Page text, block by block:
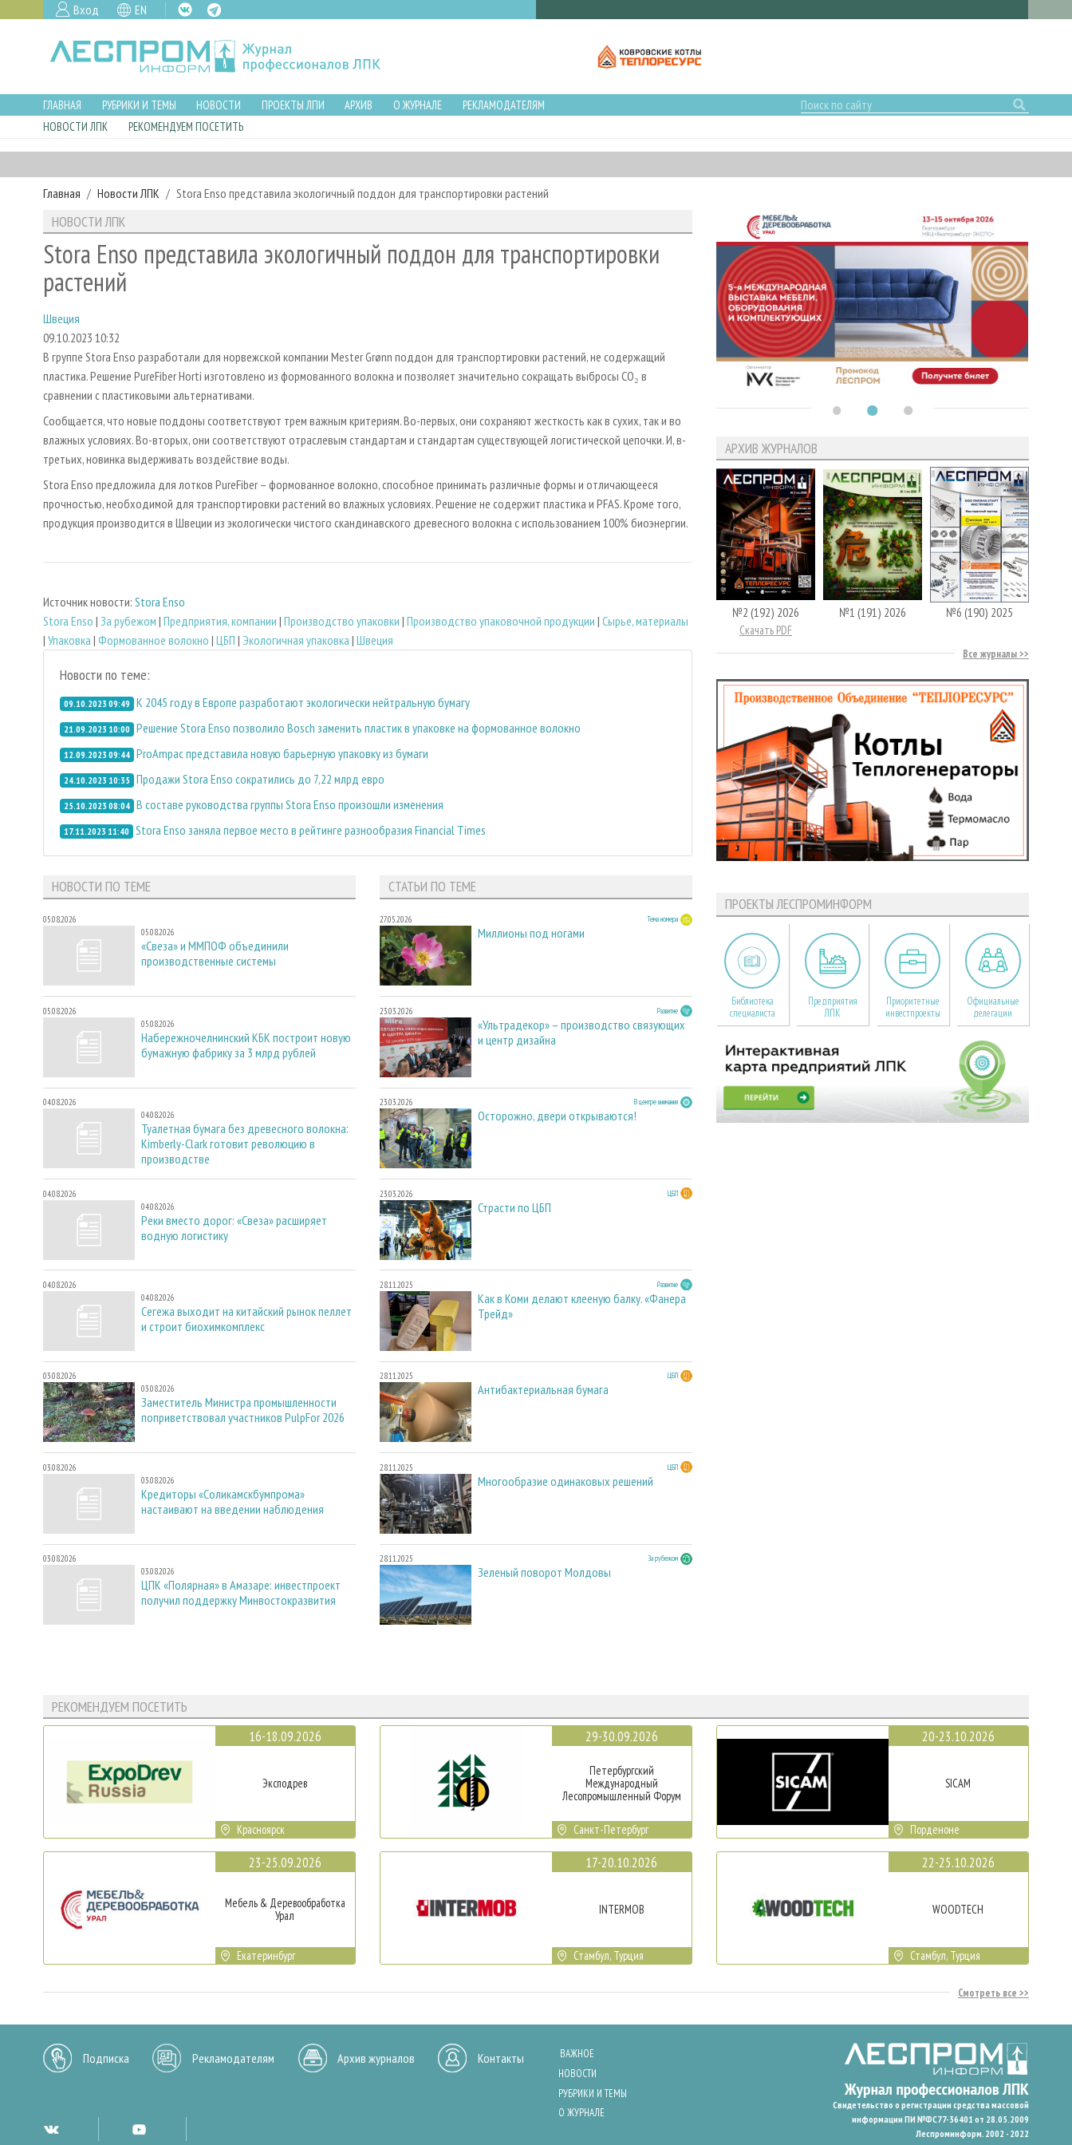
Вход EN
ГЛАВНАЯ РУБРИКИ И ТЕМЫ НОВОСТИ ПРОЕКТЫ ЛПИ АРХИВ О ЖУРНАЛЕ
РЕКЛАМОДАТЕЛЯМ
НОВОСТИ ЛПК
РЕКОМЕНДУЕМ ПОСЕТИТЬ
Главная Новости ЛПК Stora Enso представила экологичный поддон для транспортировки растений
НОВОСТИ ЛПК
Stora Enso представила экологичный поддон для транспортировки
растений
Швеция
09.10.2023 10:32
В группе Stora Enso разработали для норвежской компании Mester Grønn поддон для транспортировки растений, не содержащий
пластика. Решение PureFiber Horti изготовлено из формованного волокна и позволяет значительно сокращать выбросы CO₂ в
сравнении с пластиковыми альтернативами.
Сообщается, что новые поддоны соответствуют трем важным критериям. Во-первых, они сохраняют жесткость как в сухих, так и во
влажных условиях. Во-вторых, они соответствуют отраслевым стандартам и стандартам существующей логистической цепочки. И, в-
третьих, новинка выдерживать воздействие воды.
Stora Enso предложила для лотков PureFiber – формованное волокно, способное принимать различные формы и отличающееся
прочностью, необходимой для транспортировки растений во влажных условиях. Решение не содержит пластика и PFAS. Кроме того,
продукция производится в Швеции из экологически чистого скандинавского древесного волокна с использованием 100% биоэнергии.
Источник новости: Stora Enso
Stora Enso | За рубежом | Предприятия, компании | Производство упаковки | Производство упаковочной продукции | Сырье, материалы
| Упаковка | Формованное волокно | ЦБП | Экологичная упаковка | Швеция
Новости по теме:
09.10.2023 09:49 К 2045 году в Европе разработают экологически нейтральную бумагу
21.09.2023 10:00 Решение Stora Enso позволило Bosch заменить пластик в упаковке на формованное волокно
12.09.2023 09:44 ProAmpac представила новую барьерную упаковку из бумаги
24.10.2023 10:35 Продажи Stora Enso сократились до 7,22 млрд евро
25.10.2023 08:04 В составе руководства группы Stora Enso произошли изменения
17.11.2023 11:40 Stora Enso заняла первое место в рейтинге разнообразия Financial Times
НОВОСТИ ПО ТЕМЕ
05.08.2026
05.08.2026
«Свеза» и ММПОФ объединили
производственные системы
05.08.2026
05.08.2026
Набережночелнинский КБК построит новую
бумажную фабрику за 3 млрд рублей
04.08.2026
04.08.2026
Туалетная бумага без древесного волокна:
Kimberly-Clark готовит революцию в
производстве
04.08.2026
04.08.2026
Реки вместо дорог: «Свеза» расширяет
водную логистику
04.08.2026
04.08.2026
Сегежа выходит на китайский рынок пеллет
и строит биохимкомплекс
03.08.2026
03.08.2026
Заместитель Министра промышленности
поприветствовал участников PulpFor 2026
03.08.2026
03.08.2026
Кредиторы «Соликамскбумпрома»
настаивают на введении наблюдения
03.08.2026
03.08.2026
ЦПК «Полярная» в Амазаре: инвестпроект
получил поддержку Минвостокразвития
СТАТЬИ ПО ТЕМЕ
27.05.2026 Тема номера
Миллионы под ногами
23.03.2026 Развитие
«Ультрадекор» – производство связующих
и центр дизайна
23.03.2026 В центре внимания
Осторожно, двери открываются!
23.03.2026 ЦБП
Страсти по ЦБП
28.11.2025 Развитие
Как в Коми делают клееную балку. «Фанера
Трейд»
28.11.2025 ЦБП
Антибактериальная бумага
28.11.2025 ЦБП
Многообразие одинаковых решений
28.11.2025 За рубежом
Зеленый поворот Молдовы
АРХИВ ЖУРНАЛОВ
№2 (192) 2026
Скачать PDF
№1 (191) 2026 №6 (190) 2025
Все журналы
ПРОЕКТЫ ЛЕСПРОМИНФОРМ
Библиотека
специалиста
Предприятия
ЛПК
Приоритетные
инвестпроекты
Официальные
делегации
РЕКОМЕНДУЕМ ПОСЕТИТЬ
16-18.09.2026
Эксподрев
Красноярск
23-25.09.2026
Мебель & Деревообработка
Урал
Екатеринбург
29-30.09.2026
Петербургский
Международный
Лесопромышленный Форум
Санкт-Петербург
17-20.10.2026
INTERMOB
Стамбул, Турция
20-23.10.2026
SICAM
Порденоне
22-25.10.2026
WOODTECH
Стамбул, Турция
Смотреть все
Подписка Рекламодателям Архив журналов Контакты
ВАЖНОЕ
НОВОСТИ
РУБРИКИ И ТЕМЫ
О ЖУРНАЛЕ
Свидетельство о регистрации средства массовой
информации ПИ №ФС77-36401 от 28.05.2009
Леспроминформ. 2002 - 2022